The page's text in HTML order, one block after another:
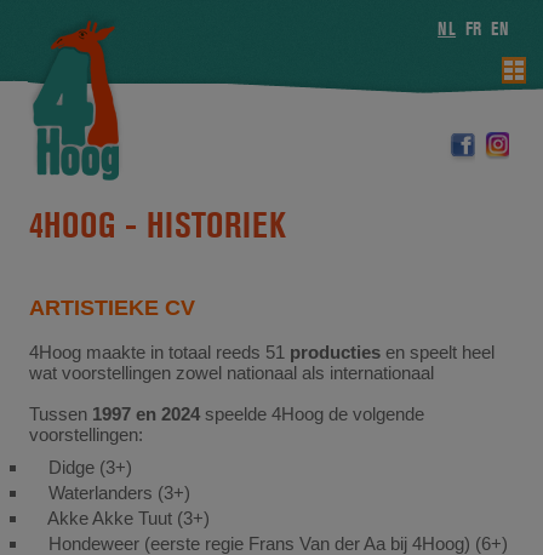
NL FR EN
4HOOG - HISTORIEK
ARTISTIEKE CV
4Hoog maakte in totaal reeds 51 productiesen speelt heel
wat voorstellingen zowel nationaal als internationaal
Tussen 1997 en 2024 speelde 4Hoog de volgende
voorstellingen:
Didge (3+)
Waterlanders (3+)
Akke Akke Tuut (3+)
Hondeweer (eerste regie Frans Van der Aa bij 4Hoog) (6+)